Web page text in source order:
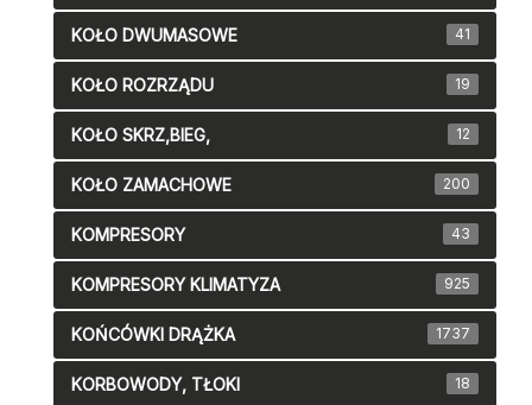
KOŁO DWUMASOWE 41
KOŁO ROZRZĄDU 19
KOŁO SKRZ,BIEG, 12
KOŁO ZAMACHOWE 200
KOMPRESORY 43
KOMPRESORY KLIMATYZA 925
KOŃCÓWKI DRĄŻKA 1737
KORBOWODY, TŁOKI 18